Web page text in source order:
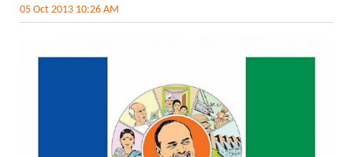
05 Oct 2013 10:26 AM